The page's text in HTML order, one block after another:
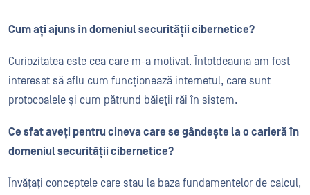
Cum ați ajuns în domeniul securității cibernetice?
Curiozitatea este cea care m-a motivat. Întotdeauna am fost
interesat să aflu cum funcționează internetul, care sunt
protocoalele și cum pătrund băieții răi în sistem.
Ce sfat aveți pentru cineva care se gândește la o carieră în
domeniul securității cibernetice?
Învățați conceptele care stau la baza fundamentelor de calcul,